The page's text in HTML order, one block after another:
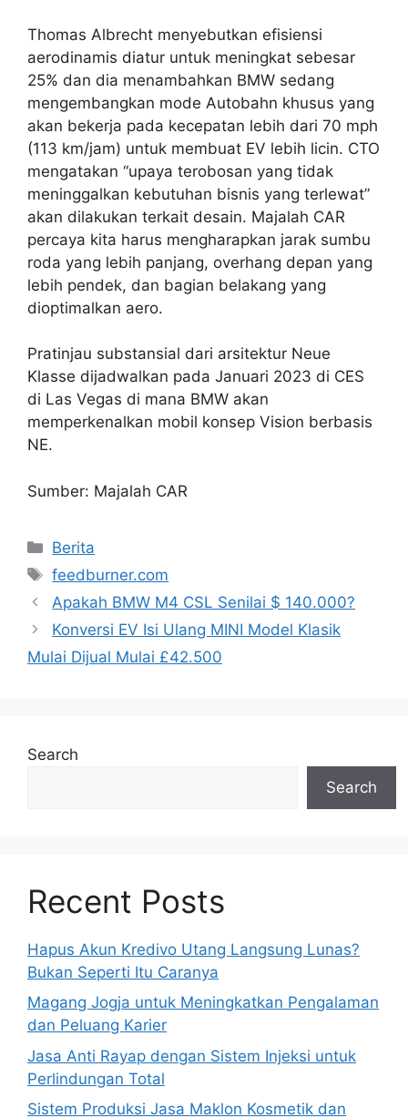
Thomas Albrecht menyebutkan efisiensi
aerodinamis diatur untuk meningkat sebesar
25% dan dia menambahkan BMW sedang
mengembangkan mode Autobahn khusus yang
akan bekerja pada kecepatan lebih dari 70 mph
(113 km/jam) untuk membuat EV lebih licin. CTO
mengatakan “upaya terobosan yang tidak
meninggalkan kebutuhan bisnis yang terlewat”
akan dilakukan terkait desain. Majalah CAR
percaya kita harus mengharapkan jarak sumbu
roda yang lebih panjang, overhang depan yang
lebih pendek, dan bagian belakang yang
dioptimalkan aero.
Pratinjau substansial dari arsitektur Neue
Klasse dijadwalkan pada Januari 2023 di CES
di Las Vegas di mana BMW akan
memperkenalkan mobil konsep Vision berbasis
NE.
Sumber: Majalah CAR
Categories
Berita
Tags
feedburner.com
Apakah BMW M4 CSL Senilai $ 140.000?
Konversi EV Isi Ulang MINI Model Klasik
Mulai Dijual Mulai £42.500
Search
Search
Recent Posts
Hapus Akun Kredivo Utang Langsung Lunas?
Bukan Seperti Itu Caranya
Magang Jogja untuk Meningkatkan Pengalaman
dan Peluang Karier
Jasa Anti Rayap dengan Sistem Injeksi untuk
Perlindungan Total
Sistem Produksi Jasa Maklon Kosmetik dan